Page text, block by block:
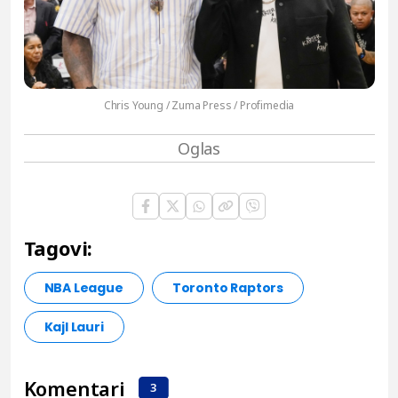
Chris Young / Zuma Press / Profimedia
Tagovi:
NBA League Toronto Raptors
Kajl Lauri
Komentari 3